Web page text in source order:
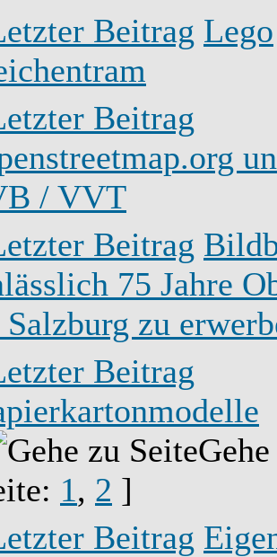
Lego
/ VVT
75 Jahre
zu
1, 2 ]